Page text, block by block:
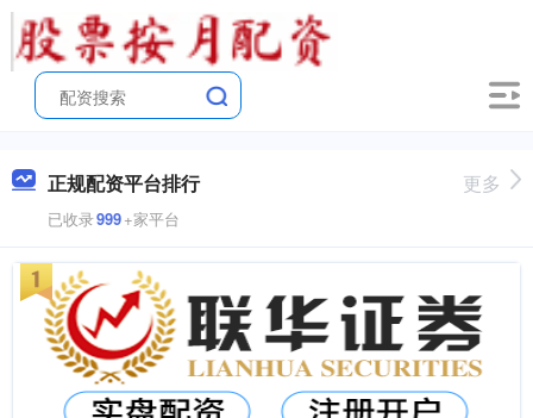
正规配资平台排行
已收录999+家平台
更多